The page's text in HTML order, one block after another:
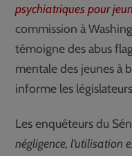
psychiatriques pour
commission à
témoigne des abus
mentale des jeunes à
informe les
Les enquêteurs du
négligence, l’utilisation